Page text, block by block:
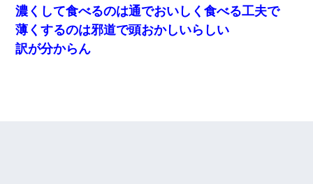
濃くして食べるのは通でおいしく食べる工夫で
薄くするのは邪道で頭おかしいらしい
訳が分からん